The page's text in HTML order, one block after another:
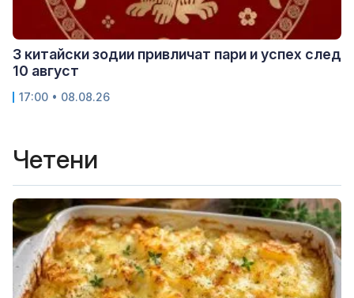
3 китайски зодии привличат пари и успех след
10 август
17:00 • 08.08.26
Четени